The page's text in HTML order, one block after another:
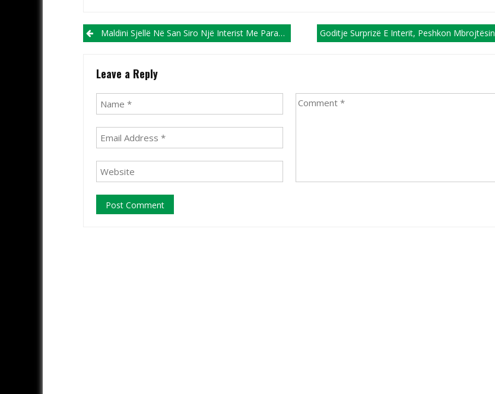
Post navigation
Maldini Sjellë Në San Siro Një Interist Me Parametra Zero! Goditje Surprizë E Interit, Peshkon Mbrojtësin E Ajaksit!
Leave a Reply